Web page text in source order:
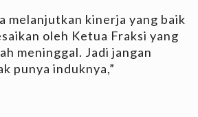
melanjutkan kinerja yang baik
oleh Ketua Fraksi yang
meninggal. Jadi jangan
punya induknya,”